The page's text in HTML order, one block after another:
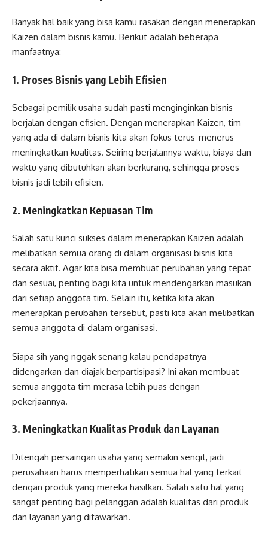
Banyak hal baik yang bisa kamu rasakan dengan menerapkan
Kaizen dalam bisnis kamu. Berikut adalah beberapa
manfaatnya:
1. Proses Bisnis yang Lebih Efisien
Sebagai pemilik usaha sudah pasti menginginkan bisnis
berjalan dengan efisien. Dengan menerapkan Kaizen, tim
yang ada di dalam bisnis kita akan fokus terus-menerus
meningkatkan kualitas. Seiring berjalannya waktu, biaya dan
waktu yang dibutuhkan akan berkurang, sehingga proses
bisnis jadi lebih efisien.
2. Meningkatkan Kepuasan Tim
Salah satu kunci sukses dalam menerapkan Kaizen adalah
melibatkan semua orang di dalam organisasi bisnis kita
secara aktif. Agar kita bisa membuat perubahan yang tepat
dan sesuai, penting bagi kita untuk mendengarkan masukan
dari setiap anggota tim. Selain itu, ketika kita akan
menerapkan perubahan tersebut, pasti kita akan melibatkan
semua anggota di dalam organisasi.
Siapa sih yang nggak senang kalau pendapatnya
didengarkan dan diajak berpartisipasi? Ini akan membuat
semua anggota tim merasa lebih puas dengan
pekerjaannya.
3. Meningkatkan Kualitas Produk dan Layanan
Ditengah persaingan usaha yang semakin sengit, jadi
perusahaan harus memperhatikan semua hal yang terkait
dengan produk yang mereka hasilkan. Salah satu hal yang
sangat penting bagi pelanggan adalah kualitas dari produk
dan layanan yang ditawarkan.